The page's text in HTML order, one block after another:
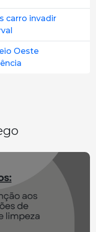
carro invadir
Oeste